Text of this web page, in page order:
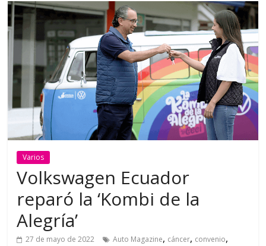
Varios
Volkswagen Ecuador
reparó la ‘Kombi de la
Alegría’
27 de mayo de 2022 Auto Magazine, cáncer, convenio,